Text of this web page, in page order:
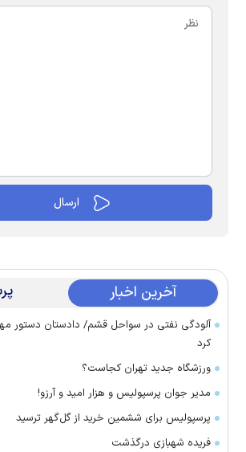
آخرین اخبار
آلودگی نفتی در سواحل قشم/ دادستان دستور
کرد
ورزشگاه جدید تهران کجاست؟
مدیر جوان پرسپولیس و هزار امید و آرزو!
پرسپولیس برای ششمین خرید از گل‌گهر ترسید
فریده شهبازی درگذشت